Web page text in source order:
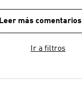
Leer más comentarios
Ir a filtros